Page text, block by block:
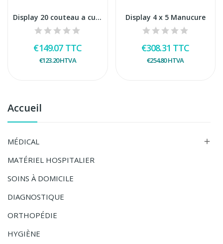
Accueil
MÉDICAL 
MATÉRIEL HOSPITALIER
SOINS À DOMICILE
DIAGNOSTIQUE
ORTHOPÉDIE
HYGIÈNE
Display 20 couteau a cuticule pop art
€149.07 TTC
€123.20HTVA
Display 4 x 5 Manucure
€308.31 TTC
€254.80HTVA